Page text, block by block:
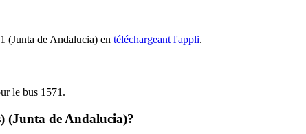
(Junta de Andalucia) en téléchargeant l'appli.
le bus 1571.
(Junta de Andalucia)?